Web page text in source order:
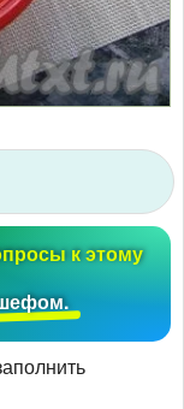
к этому